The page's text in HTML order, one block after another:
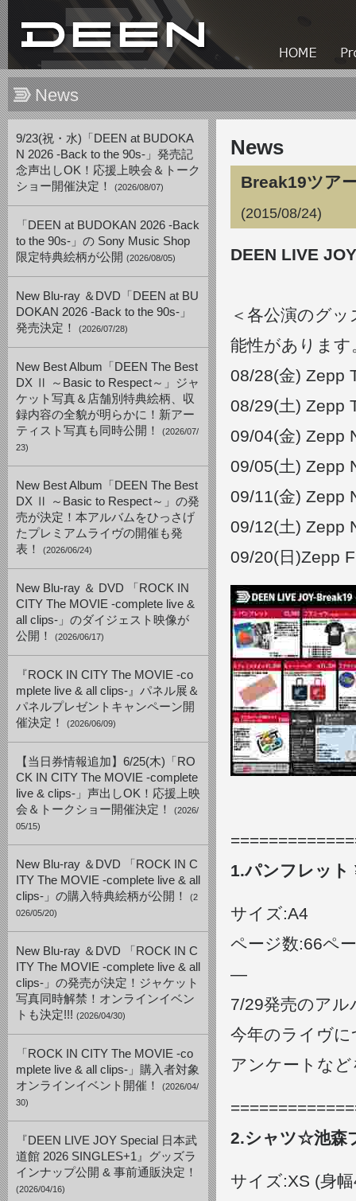
News
9/23(祝・水)「DEEN at BUDOKA
N 2026 -Back to the 90s-」発売記
念声出しOK！応援上映会＆トーク
ショー開催決定！
(2026/08/07)
「DEEN at BUDOKAN 2026 -Back
to the 90s-」の Sony Music Shop
限定特典絵柄が公開 (2026/08/05)
New Blu-ray ＆DVD「DEEN at BU
DOKAN 2026 -Back to the 90s-」
発売決定！
(2026/07/28)
New Best Album「DEEN The Best
DX Ⅱ ～Basic to Respect～」ジャ
ケット写真＆店舗別特典絵柄、収
録内容の全貌が明らかに！新アー
ティスト写真も同時公開！
(2026/07/
23)
New Best Album「DEEN The Best
DX Ⅱ ～Basic to Respect～」の発
売が決定！本アルバムをひっさげ
たプレミアムライヴの開催も発
表！
(2026/06/24)
New Blu-ray ＆ DVD 「ROCK IN
CITY The MOVIE -complete live &
all clips-」のダイジェスト映像が
公開！
(2026/06/17)
『ROCK IN CITY The MOVIE -co
mplete live & all clips-』パネル展＆
パネルプレゼントキャンペーン開
催決定！
(2026/06/09)
【当日券情報追加】6/25(木)「RO
CK IN CITY The MOVIE -complete
live & clips-」声出しOK！応援上映
会＆トークショー開催決定！
(2026/
05/15)
New Blu-ray ＆DVD 「ROCK IN C
ITY The MOVIE -complete live & all
clips-」の購入特典絵柄が公開！
(2
026/05/20)
New Blu-ray ＆DVD 「ROCK IN C
ITY The MOVIE -complete live & all
clips-」の発売が決定！ジャケット
写真同時解禁！オンラインイベン
トも決定!!! (2026/04/30)
「ROCK IN CITY The MOVIE -co
mplete live & all clips-」購入者対象
オンラインイベント開催！
(2026/04/
30)
『DEEN LIVE JOY Special 日本武
道館 2026 SINGLES+1』グッズラ
インナップ公開 & 事前通販決定！
(2026/04/16)
News
Break19ツア
(2015/08/24)
DEEN LIVE
＜各公演のグ
能性があります
08/28(金)
08/29(土)
09/04(金)
09/05(土)
09/11(金)
09/12(土)
09/20(日
1.パンフレット
サイズ:A4
ページ数:66ペ
—
7/29発売のアル
今年のライヴ
アンケートなど
2.シャツ☆池森
サイズ:XS (身